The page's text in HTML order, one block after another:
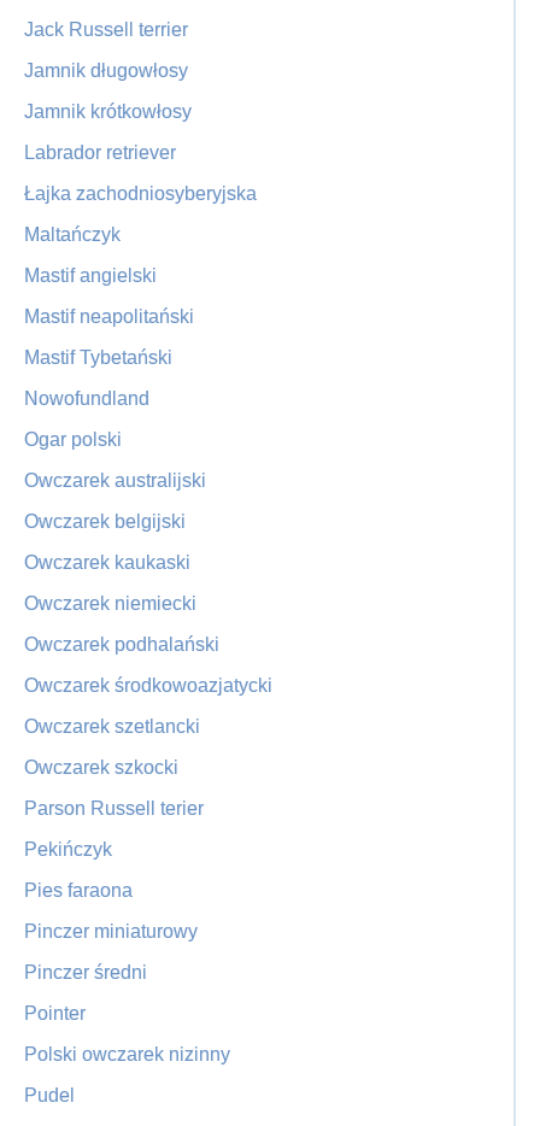
Jack Russell terrier
Jamnik długowłosy
Jamnik krótkowłosy
Labrador retriever
Łajka zachodniosyberyjska
Maltańczyk
Mastif angielski
Mastif neapolitański
Mastif Tybetański
Nowofundland
Ogar polski
Owczarek australijski
Owczarek belgijski
Owczarek kaukaski
Owczarek niemiecki
Owczarek podhalański
Owczarek środkowoazjatycki
Owczarek szetlancki
Owczarek szkocki
Parson Russell terier
Pekińczyk
Pies faraona
Pinczer miniaturowy
Pinczer średni
Pointer
Polski owczarek nizinny
Pudel